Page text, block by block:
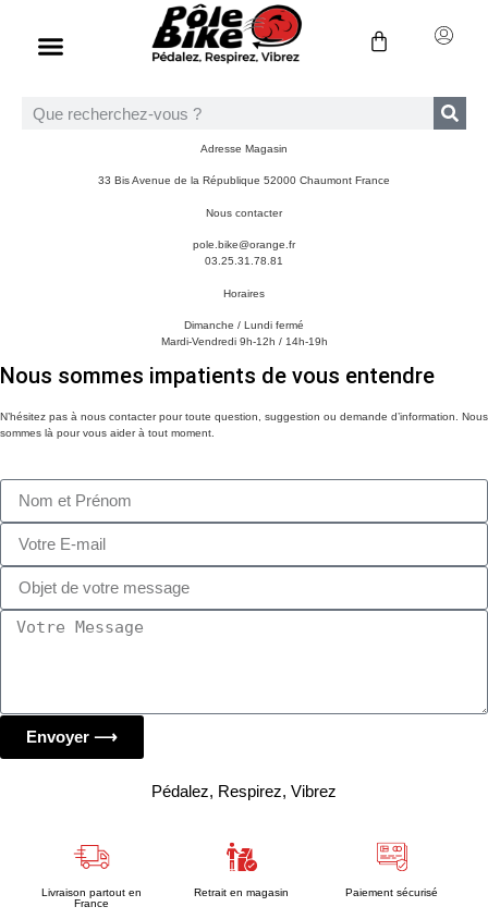
Adresse Magasin
33 Bis Avenue de la République 52000 Chaumont France
Nous contacter
pole.bike@orange.fr
03.25.31.78.81
Horaires
Dimanche / Lundi fermé
Mardi-Vendredi 9h-12h / 14h-19h
Nous sommes impatients de vous entendre
N’hésitez pas à nous contacter pour toute question, suggestion ou demande d’information. Nous
sommes là pour vous aider à tout moment.
Envoyer ⟶
Pédalez, Respirez, Vibrez
Livraison partout en
France
Retrait en magasin Paiement sécurisé